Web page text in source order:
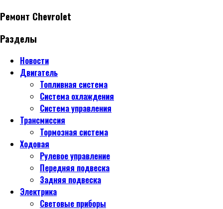
Ремонт Chevrolet
Разделы
Новости
Двигатель
Топливная система
Система охлаждения
Система управления
Трансмиссия
Тормозная система
Ходовая
Рулевое управление
Передняя подвеска
Задняя подвеска
Электрика
Световые приборы